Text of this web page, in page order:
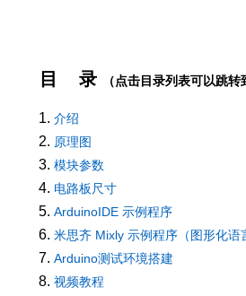
目 录 （点击目录列表可以跳转
介绍
原理图
模块参数
电路板尺寸
ArduinoIDE 示例程序
米思齐 Mixly 示例程序（图形化语
Arduino测试环境搭建
视频教程